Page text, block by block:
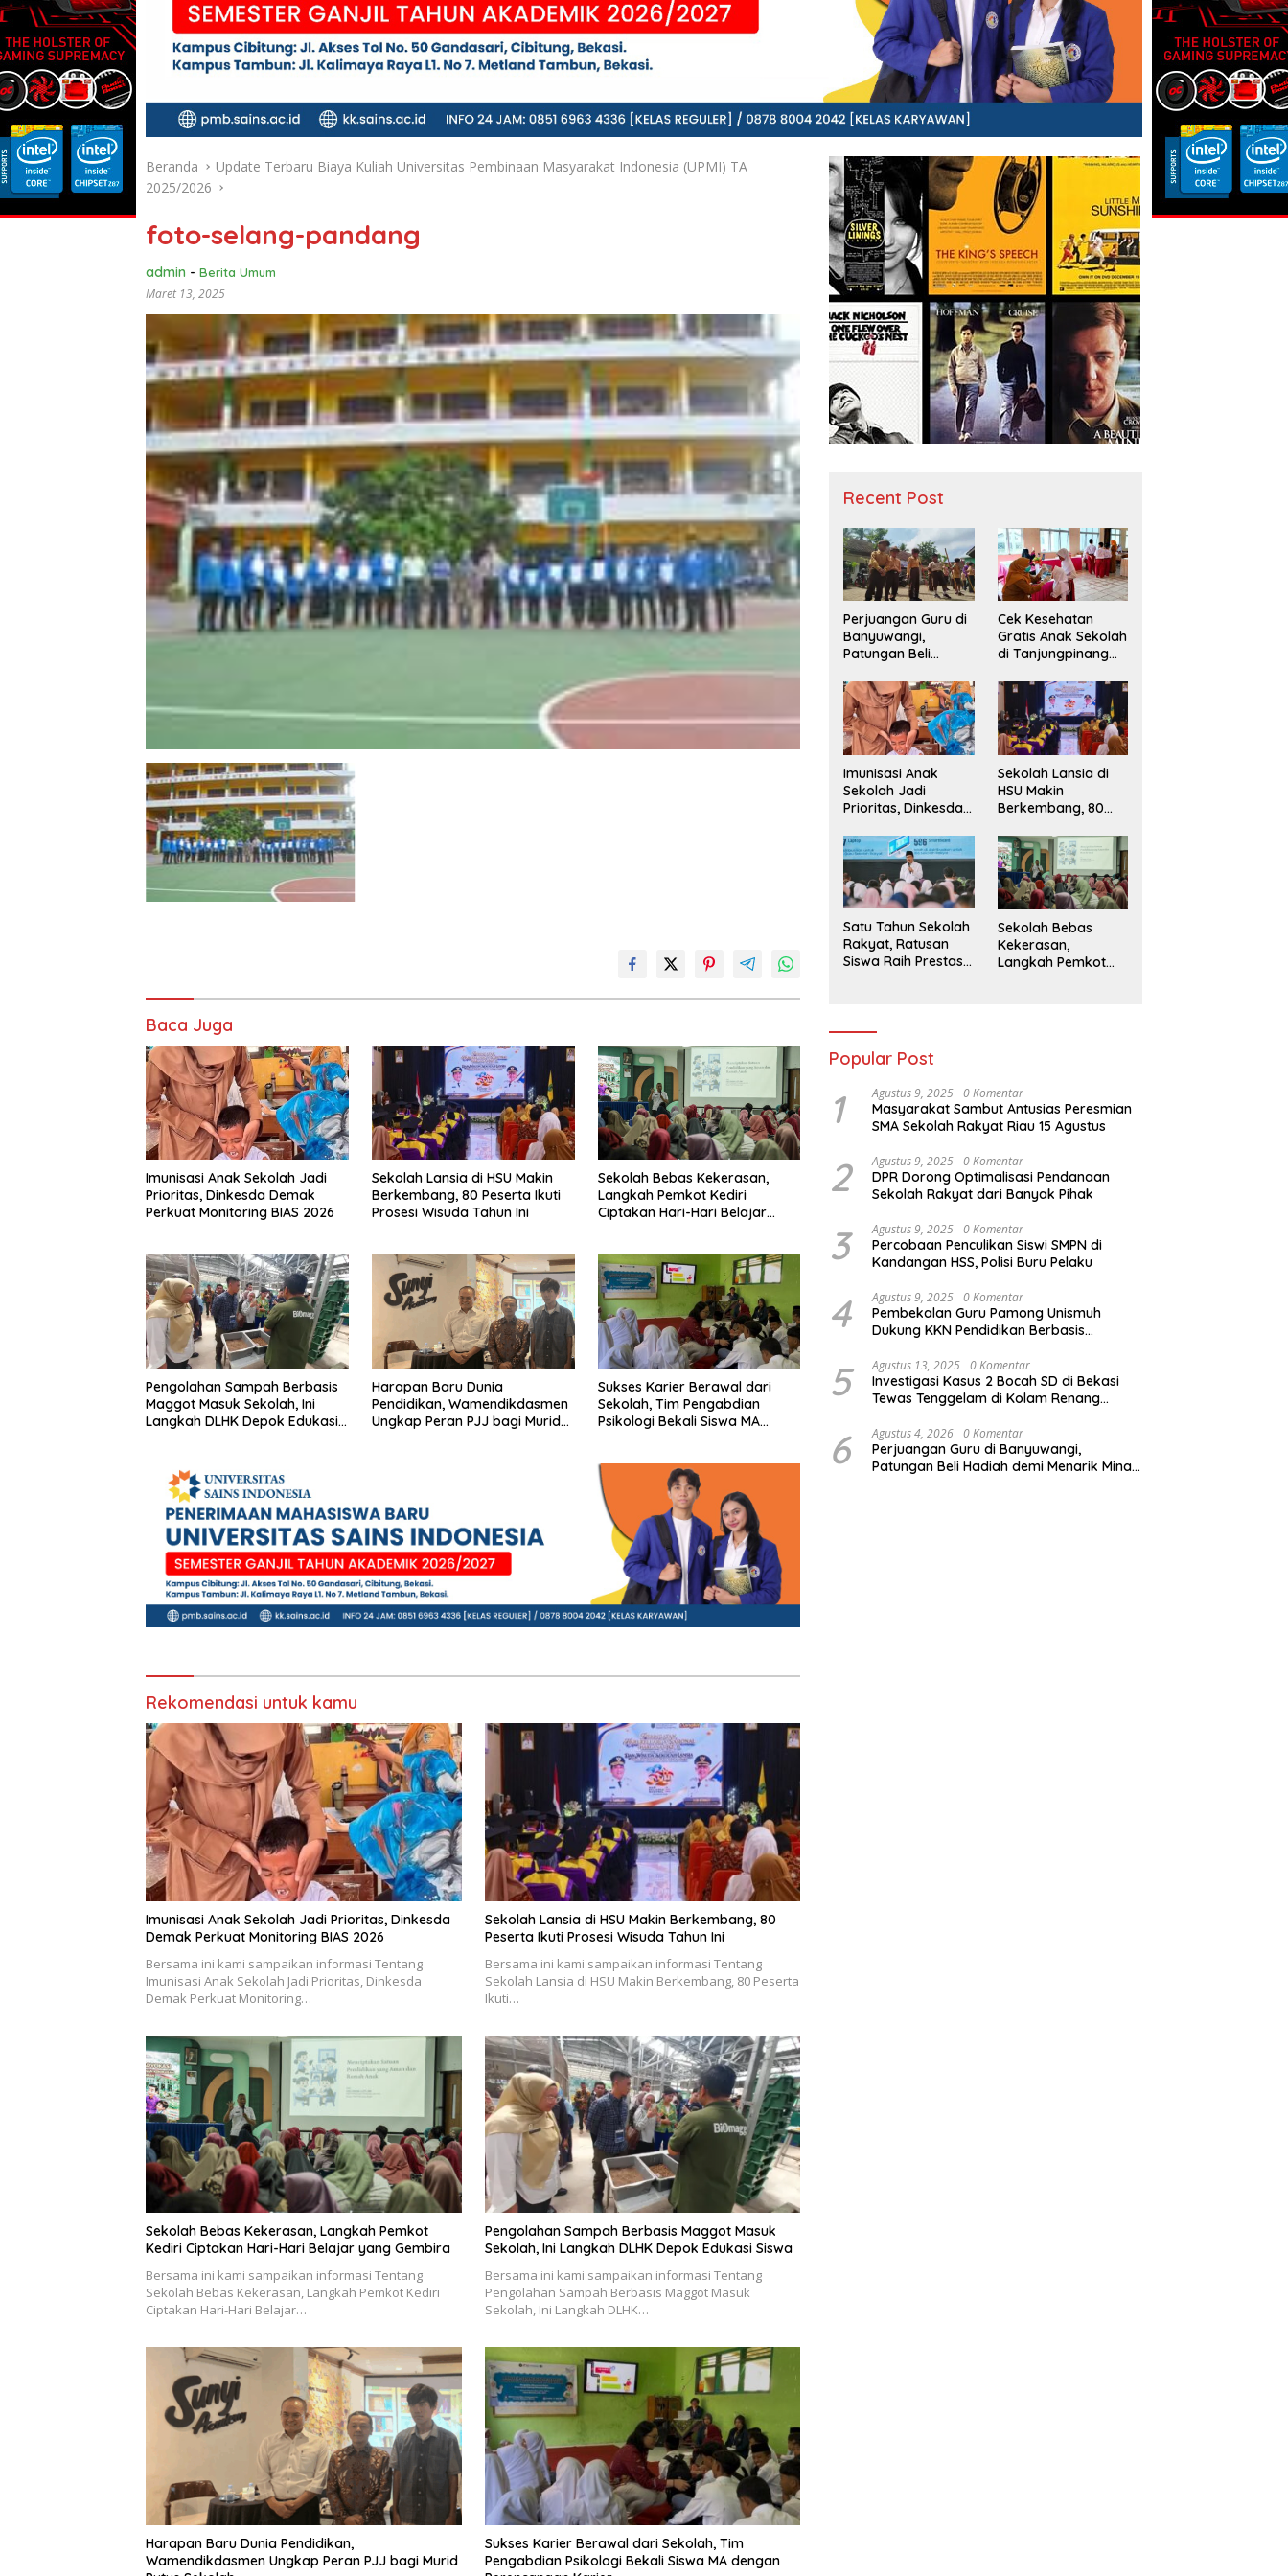
Beranda
Update Terbaru Biaya Kuliah Universitas Pembinaan Masyarakat Indonesia (UPMI) TA
2025/2026
foto-selang-pandang
admin - Berita Umum
Maret 13, 2025
Baca Juga
Imunisasi Anak Sekolah Jadi
Prioritas, Dinkesda Demak
Perkuat Monitoring BIAS 2026
Sekolah Lansia di HSU Makin
Berkembang, 80 Peserta Ikuti
Prosesi Wisuda Tahun Ini
Sekolah Bebas Kekerasan,
Langkah Pemkot Kediri
Ciptakan Hari-Hari Belajar
Pengolahan Sampah Berbasis
Maggot Masuk Sekolah, Ini
Langkah DLHK Depok Edukasi
Harapan Baru Dunia
Pendidikan, Wamendikdasmen
Ungkap Peran PJJ bagi Murid
Sukses Karier Berawal dari
Sekolah, Tim Pengabdian
Psikologi Bekali Siswa MA
Rekomendasi untuk kamu
Imunisasi Anak Sekolah Jadi Prioritas, Dinkesda
Demak Perkuat Monitoring BIAS 2026
Bersama ini kami sampaikan informasi Tentang
Imunisasi Anak Sekolah Jadi Prioritas, Dinkesda
Demak Perkuat Monitoring…
Sekolah Lansia di HSU Makin Berkembang, 80
Peserta Ikuti Prosesi Wisuda Tahun Ini
Bersama ini kami sampaikan informasi Tentang
Sekolah Lansia di HSU Makin Berkembang, 80 Peserta
Ikuti…
Sekolah Bebas Kekerasan, Langkah Pemkot
Kediri Ciptakan Hari-Hari Belajar yang Gembira
Bersama ini kami sampaikan informasi Tentang
Sekolah Bebas Kekerasan, Langkah Pemkot Kediri
Ciptakan Hari-Hari Belajar…
Pengolahan Sampah Berbasis Maggot Masuk
Sekolah, Ini Langkah DLHK Depok Edukasi Siswa
Bersama ini kami sampaikan informasi Tentang
Pengolahan Sampah Berbasis Maggot Masuk
Sekolah, Ini Langkah DLHK…
Harapan Baru Dunia Pendidikan,
Wamendikdasmen Ungkap Peran PJJ bagi Murid
Sukses Karier Berawal dari Sekolah, Tim
Pengabdian Psikologi Bekali Siswa MA dengan
Recent Post
Perjuangan Guru di
Banyuwangi,
Patungan Beli
Menarik Minat Siswa
ke SD Negeri
Cek Kesehatan
Gratis Anak Sekolah
di Tanjungpinang
Siswa
Imunisasi Anak
Sekolah Jadi
Prioritas, Dinkesda
Monitoring BIAS
2026
Sekolah Lansia di
HSU Makin
Berkembang, 80
Wisuda Tahun Ini
Satu Tahun Sekolah
Rakyat, Ratusan
Siswa Raih Prestasi
Sekolah Bebas
Kekerasan,
Langkah Pemkot
Popular Post
1 Agustus 9, 2025 0 Komentar
Masyarakat Sambut Antusias Peresmian
SMA Sekolah Rakyat Riau 15 Agustus
2 Agustus 9, 2025 0 Komentar
DPR Dorong Optimalisasi Pendanaan
Sekolah Rakyat dari Banyak Pihak
3 Agustus 9, 2025 0 Komentar
Percobaan Penculikan Siswi SMPN di
Kandangan HSS, Polisi Buru Pelaku
4 Agustus 9, 2025 0 Komentar
Pembekalan Guru Pamong Unismuh
Dukung KKN Pendidikan Berbasis
5 Agustus 13, 2025 0 Komentar
Investigasi Kasus 2 Bocah SD di Bekasi
Tewas Tenggelam di Kolam Renang
6 Agustus 4, 2026 0 Komentar
Perjuangan Guru di Banyuwangi,
Patungan Beli Hadiah demi Menarik Minat